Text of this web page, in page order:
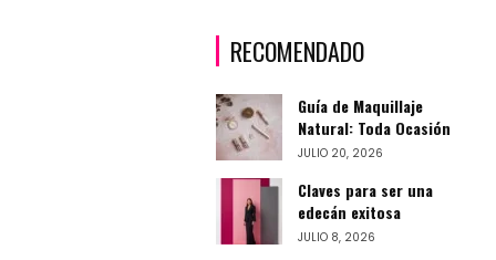
RECOMENDADO
Guía de Maquillaje
Natural: Toda Ocasión
JULIO 20, 2026
Claves para ser una
edecán exitosa
JULIO 8, 2026